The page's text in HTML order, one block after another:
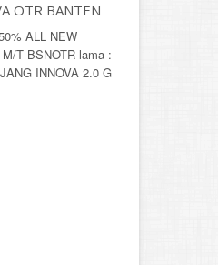
OTR BANTEN
ALL NEW
T BSNOTR lama :
INNOVA 2.0 G